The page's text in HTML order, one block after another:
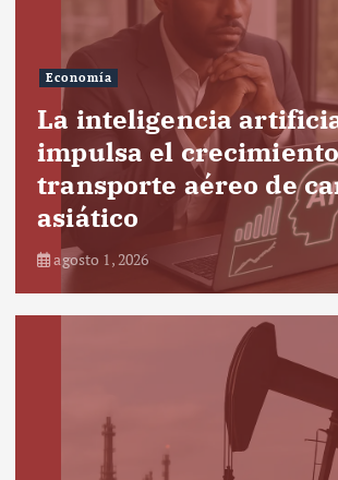
Economía
La inteligencia
impulsa el
transporte aéreo de
asiático
agosto 1, 2026